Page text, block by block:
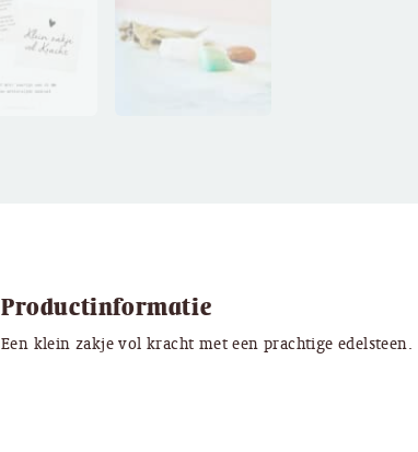
Productinformatie
Een klein zakje vol kracht met een prachtige edelsteen.